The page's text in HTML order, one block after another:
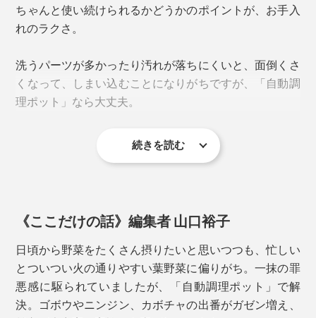
ながら、最大約90℃の高温で加熱。お粥は生米から作
れます。
写真は「根菜キーマカレー」。ごぼうのシャキシャキ感がアクセント
＜SOYMILKモード＞
ちゃんと使い続けられるかどうかのポイントが、お手入
れのラクさ。
洗うパーツが多かったり汚れが落ちにくいと、面倒くさ
くなって、しまい込むことになりがちですが、「自動調
理ポット」なら大丈夫。
電化製品なので丸洗いはできませんが、内側は食器用洗
いのが特徴。
外側は硬く絞った布で拭き取り。表面がサラサラ質感の
塗装で、拭き取りやすくなっています。
ニオイや汚れが気になったら、「CLEAN」モードで洗
続きを読む
《ここだけの話》編集者 山口裕子
日頃から野菜をたくさん摂りたいと思いつつも、忙しい
とついつい火の通りやすい葉野菜に偏りがち。一抹の罪
悪感に駆られていましたが、「自動調理ポット」で解
決。ゴボウやニンジン、カボチャの出番がガゼン増え、